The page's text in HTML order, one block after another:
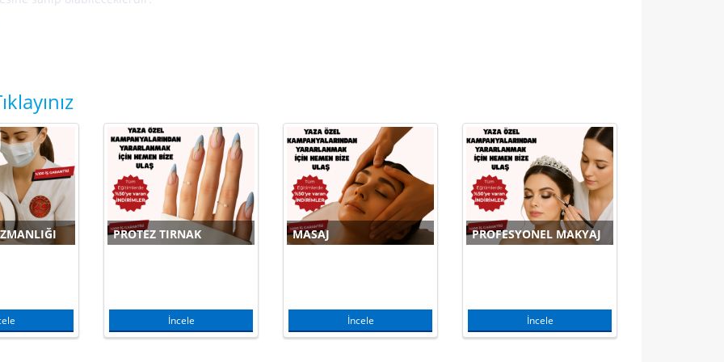
Akademi
Yararlanılarak,
PROTEZ TIRNAK
İncele
MASAJ
İncele
PROFESYONEL MAKYAJ
İncele